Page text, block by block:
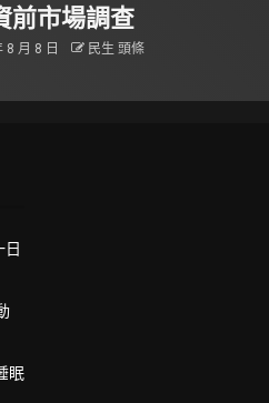
前市場調查
8 月 8 日 民生 頭條
眠